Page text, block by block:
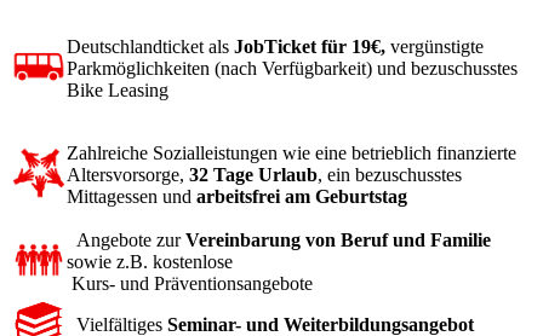
Deutschlandticket als JobTicket für 19€, vergünstigte
Parkmöglichkeiten (nach Verfügbarkeit) und bezuschusstes
Bike Leasing
Zahlreiche Sozialleistungen wie eine betrieblich finanzierte
Altersvorsorge, 32 Tage Urlaub, ein bezuschusstes
Mittagessen und arbeitsfrei am Geburtstag
Angebote zurVereinbarung von Beruf und Familie
sowie z.B. kostenlose
Kurs- und Präventionsangebote
Vielfältiges Seminar- und Weiterbildungsangebot